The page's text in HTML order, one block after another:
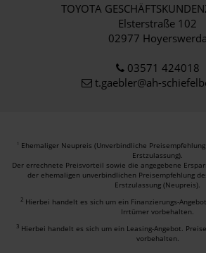
TOYOTA
Elsterstraße 102
02977 Hoyerswerda
03571 424018
t.gaebler@ah-
1 Ehemaliger Neupreis (Unverbindliche
Erstzulassung).
Der errechnete Preisvorteil sowie die angegebene
der ehemaligen unverbindlichen Preisempfehlung
Erstzulassung (Neupreis).
2 Hierbei handelt es sich um ein Finanzierungs-
Irrtümer vorbehalten.
3 Hierbei handelt es sich um ein Leasing-Angebot.
vorbehalten.